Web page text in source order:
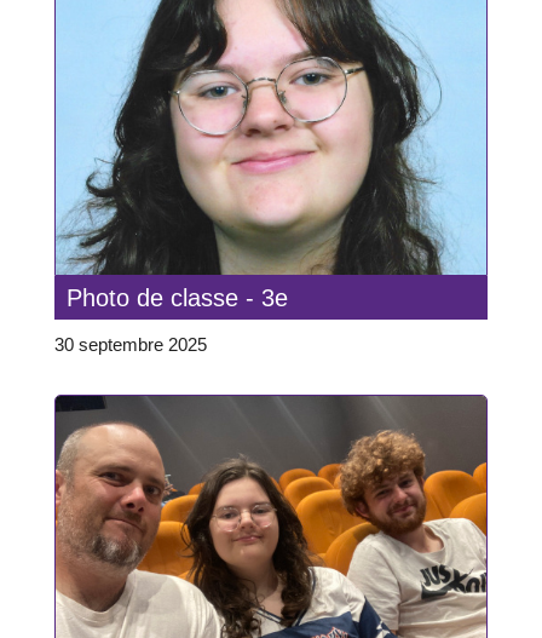
Photo de classe - 3e
30 septembre 2025